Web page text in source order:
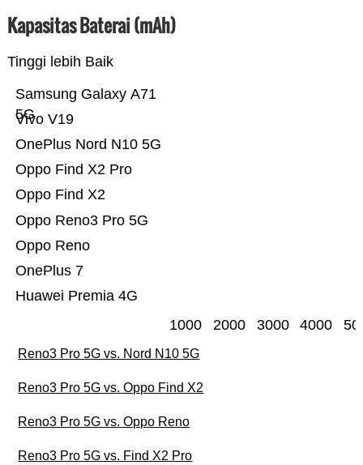
Kapasitas Baterai (mAh)
Tinggi lebih Baik
Huawei Premia 4G
OnePlus 7
Oppo Reno
Oppo Reno3 Pro 5G
Oppo Find X2
Oppo Find X2 Pro
OnePlus Nord N10 5G
Vivo V19
Samsung Galaxy A71
5G
1000 2000 3000 4000
Reno3 Pro 5G vs. Nord N10 5G
Reno3 Pro 5G vs. Oppo Find X2
Reno3 Pro 5G vs. Oppo Reno
Reno3 Pro 5G vs. Find X2 Pro